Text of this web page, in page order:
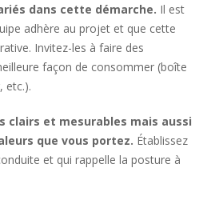
dans cette démarche. Il est
adhère au projet et que cette
Invitez-les à faire des
façon de consommer (boîte
etc.).
clairs et mesurables mais aussi
que vous portez. Établissez
et qui rappelle la posture à